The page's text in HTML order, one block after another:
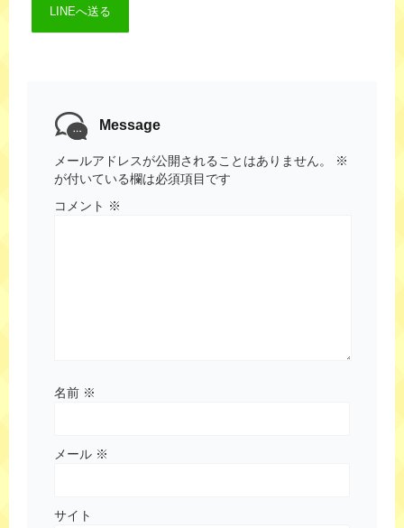
LINEへ送る
Message
メールアドレスが公開されることはありません。
※
が付いている欄は必須項目です
コメント ※
名前 ※
メール ※
サイト